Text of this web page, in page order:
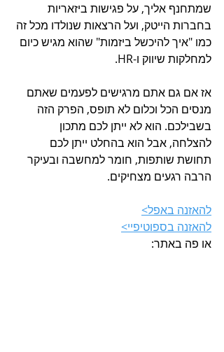
שמתחנף אליך, על פגישות ביזאריות
בחברות הייטק, ועל הרצאות שנולדו מכל זה
כמו "איך להיכשל ביזמות" שהוא מגיש כיום
למחלקות שיווק ו-HR.
אז אם גם אתם מרגישים לפעמים שאתם
מנסים הכל וכלום לא תופס, הפרק הזה
בשבילכם. הוא לא ייתן לכם מתכון
להצלחה, אבל הוא בהחלט ייתן לכם
תחושת שותפות, חומר למחשבה ובעיקר
הרבה רגעים מצחיקים.
להאזנה באפל>
להאזנה בספוטיפיי>
או פה באתר: